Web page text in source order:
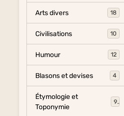
Arts divers 18
Civilisations 10
Humour 12
Blasons et devises 4
Étymologie et
Toponymie
9